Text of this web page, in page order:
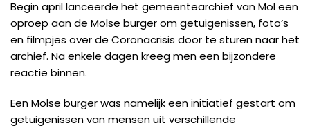
Begin april lanceerde het gemeentearchief van Mol een
oproep aan de Molse burger om getuigenissen, foto’s
en filmpjes over de Coronacrisis door te sturen naar het
archief. Na enkele dagen kreeg men een bijzondere
reactie binnen.
Een Molse burger was namelijk een initiatief gestart om
getuigenissen van mensen uit verschillende